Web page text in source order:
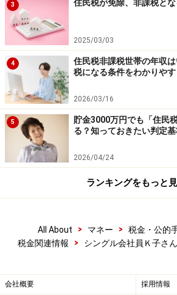
掲載情報の正確性・完全性については十分
が、その内容を保証するものではなく、こ
などについて当社は一切の責任を負いませ
最新の情報や詳細については、必ず各金融
の公式情報をご確認ください。
3 住民税が免除、非課税とな
2025/03/03
4
住民税非課税世帯の年収
税になる条件をわかりやす
2026/03/16
5
貯金3000万円でも「住民
る？知っておきたい判定
2026/04/24
ランキングをもっと
All About > マネー > 税金・公的
税金関連情報
> シングル会社員Ｋ子さ
会社概要 採用情報